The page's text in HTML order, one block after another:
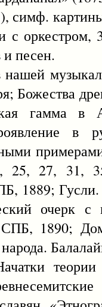
симф.
с оркестром,
песен.
Божества
гамма
в
25, 27, 31,
1889;
очерк
1890;